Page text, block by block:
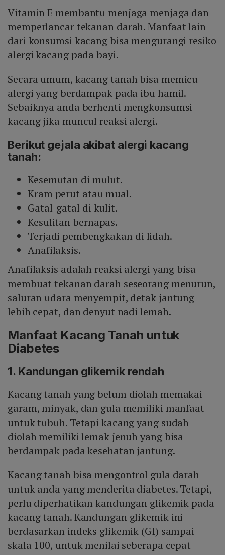
Vitamin E membantu menjaga menjaga dan
memperlancar tekanan darah. Manfaat lain
dari konsumsi kacang bisa mengurangi resiko
alergi kacang pada bayi.
Secara umum, kacang tanah bisa memicu
alergi yang berdampak pada ibu hamil.
Sebaiknya anda berhenti mengkonsumsi
kacang jika muncul reaksi alergi.
Berikut gejala akibat alergi kacang
tanah:
Kesemutan di mulut.
Kram perut atau mual.
Gatal-gatal di kulit.
Kesulitan bernapas.
Terjadi pembengkakan di lidah.
Anafilaksis.
Anafilaksis adalah reaksi alergi yang bisa
membuat tekanan darah seseorang menurun,
saluran udara menyempit, detak jantung
lebih cepat, dan denyut nadi lemah.
Manfaat Kacang Tanah untuk
Diabetes
1. Kandungan glikemik rendah
Kacang tanah yang belum diolah memakai
garam, minyak, dan gula memiliki manfaat
untuk tubuh. Tetapi kacang yang sudah
diolah memiliki lemak jenuh yang bisa
berdampak pada kesehatan jantung.
Kacang tanah bisa mengontrol gula darah
untuk anda yang menderita diabetes. Tetapi,
perlu diperhatikan kandungan glikemik pada
kacang tanah. Kandungan glikemik ini
berdasarkan indeks glikemik (GI) sampai
skala 100, untuk menilai seberapa cepat